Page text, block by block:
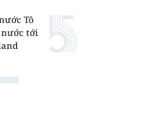
Tô
nước tới